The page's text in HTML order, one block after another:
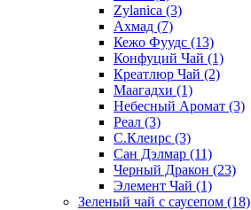
Zylanica (3)
Ахмад (7)
Кежо Фуудс (13)
Конфуций Чай (1)
Креатлюр Чай (2)
Маагадхи (1)
Небесный Аромат (3)
Реал (3)
С.Клеирс (3)
Сан Дэлмар (11)
Черный Дракон (23)
Элемент Чай (1)
Зеленый чай с саусепом (18)